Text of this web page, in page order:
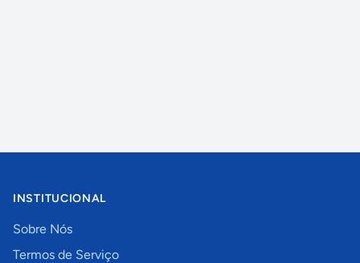
INSTITUCIONAL
Sobre Nós
Termos de Serviço